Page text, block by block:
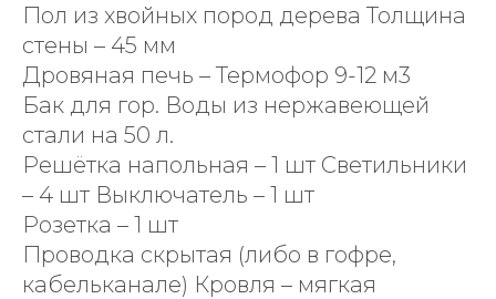
Пол из хвойных пород дерева Толщина
стены – 45 мм
Дровяная печь – Термофор 9-12 м3
Бак для гор. Воды из нержавеющей
стали на 50 л.
Решётка напольная – 1 шт Светильники
– 4 шт Выключатель – 1 шт
Розетка – 1 шт
Проводка скрытая (либо в гофре,
кабельканале) Кровля – мягкая